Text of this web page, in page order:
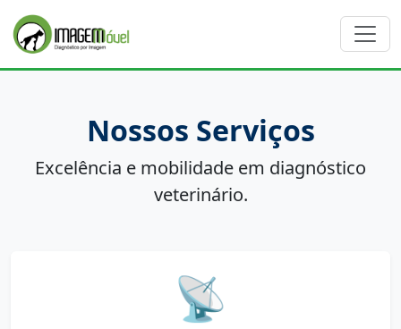
Nossos Serviços
Excelência e mobilidade em diagnóstico
veterinário.
📡